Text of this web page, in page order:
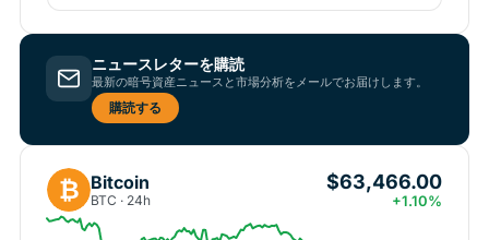
ニュースレターを購読
最新の暗号資産ニュースと市場分析をメールでお届けします。
購読する
₿ Bitcoin
BTC · 24h
$63,466.00
+1.10%